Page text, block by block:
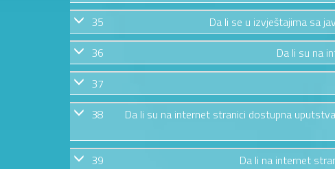
35
Da li se u izvještajima sa
36
Da li su na
37
38
Da li su na internet stranici dostupna
39 Da li na internet